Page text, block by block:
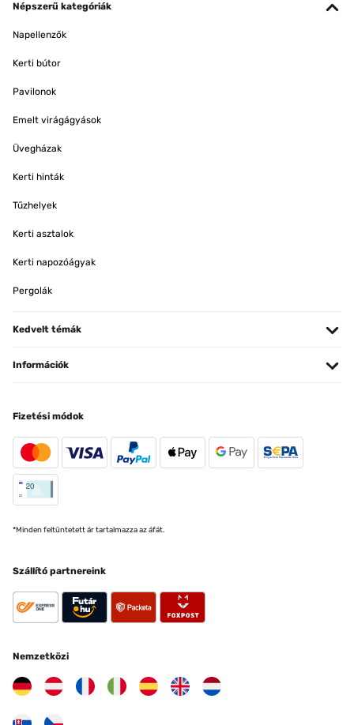
Népszerű kategóriák
Napellenzők
Kerti bútor
Pavilonok
Emelt virágágyások
Üvegházak
Kerti hinták
Tűzhelyek
Kerti asztalok
Kerti napozóágyak
Pergolák
Kedvelt témák
Információk
Fizetési módok
*Minden feltüntetett ár tartalmazza az áfát.
Szállító partnereink
Nemzetközi